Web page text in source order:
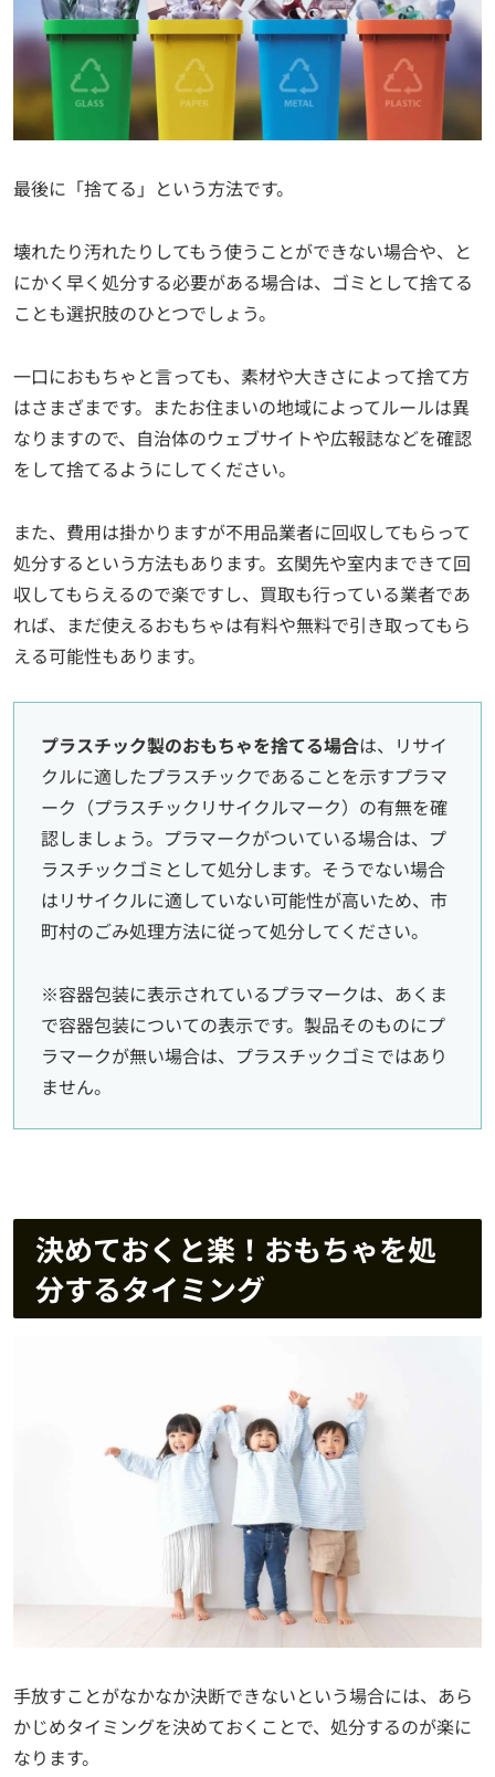
最後に「捨てる」という方法です。
壊れたり汚れたりしてもう使うことができない場合や、と
にかく早く処分する必要がある場合は、ゴミとして捨てる
ことも選択肢のひとつでしょう。
一口におもちゃと言っても、素材や大きさによって捨て方
はさまざまです。またお住まいの地域によってルールは異
なりますので、自治体のウェブサイトや広報誌などを確認
をして捨てるようにしてください。
また、費用は掛かりますが不用品業者に回収してもらって
処分するという方法もあります。玄関先や室内まできて回
収してもらえるので楽ですし、買取も行っている業者であ
れば、まだ使えるおもちゃは有料や無料で引き取ってもら
える可能性もあります。
プラスチック製のおもちゃを捨てる場合は、リサイ
クルに適したプラスチックであることを示すプラマ
ーク（プラスチックリサイクルマーク）の有無を確
認しましょう。プラマークがついている場合は、プ
ラスチックゴミとして処分します。そうでない場合
はリサイクルに適していない可能性が高いため、市
町村のごみ処理方法に従って処分してください。
※容器包装に表示されているプラマークは、あくま
で容器包装についての表示です。製品そのものにプ
ラマークが無い場合は、プラスチックゴミではあり
ません。
決めておくと楽！おもちゃを処
分するタイミング
手放すことがなかなか決断できないという場合には、あら
かじめタイミングを決めておくことで、処分するのが楽に
なります。